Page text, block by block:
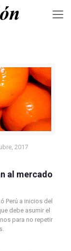
2017
al mercado
Perú a inicios del
debe asumir el
para no repetir